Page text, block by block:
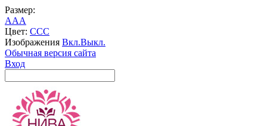
Размер:
AAA
Цвет: CCC
Изображения Вкл.Выкл.
Обычная версия сайта
Вход